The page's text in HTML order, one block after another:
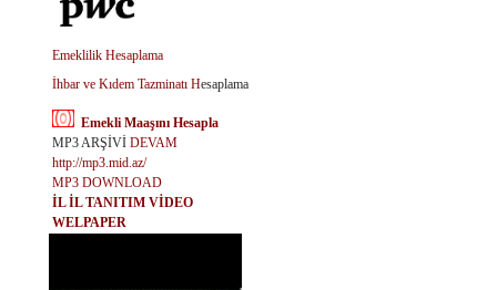
Emeklilik Hesaplama
İhbar ve Kıdem Tazminatı Hesaplama
Emekli Maaşını Hesapla
MP3 ARŞİVİ DEVAM
http://mp3.mid.az/
MP3 DOWNLOAD
İL İL TANITIM VİDEO
WELPAPER